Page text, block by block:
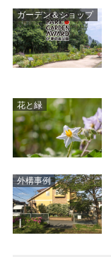
ガーデン＆ショップ
花と緑
外構事例